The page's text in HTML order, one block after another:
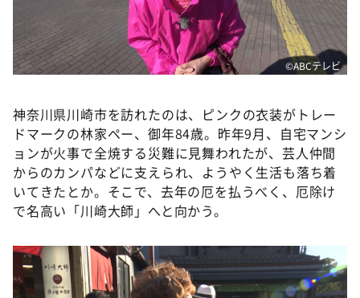
教えて！ニュースライブ 正義のミカタ
ＬＩＦＥ～夢のカタチ～
新婚さんいらっしゃい！
ザキ山小屋本館
ぺこぱのまるスポ
アナ回覧板
©ABCテレビ
神奈川県川崎市を訪れたのは、ピンクの衣装がトレー
ドマークの林家ペー、御年84歳。昨年9月、自宅マンシ
ョンが火事で全焼する災難に見舞われたが、芸人仲間
からのカンパなどに支えられ、ようやく生活も落ち着
いてきたとか。そこで、去年の厄を払うべく、厄除け
で名高い「川崎大師」へと向かう。